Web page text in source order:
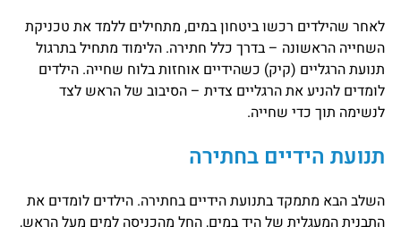
לאחר שהילדים רכשו ביטחון במים, מתחילים ללמד את טכניקת
השחייה הראשונה – בדרך כלל חתירה. הלימוד מתחיל בתרגול
תנועת הרגליים (קיק) כשהידיים אוחזות בלוח שחייה. הילדים
לומדים להניע את הרגליים צדית – הסיבוב של הראש לצד
לנשימה תוך כדי שחייה.
תנועת הידיים בחתירה
השלב הבא מתמקד בתנועת הידיים בחתירה. הילדים לומדים את
התבנית המעגלית של היד במים, החל מהכניסה למים מעל הראש,